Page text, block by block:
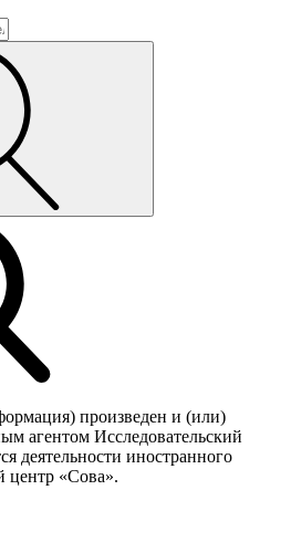
произведен и (или)
агентом Исследовательский
деятельности иностранного
центр «Сова».